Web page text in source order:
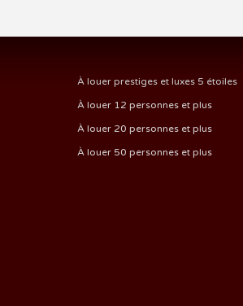
À louer prestiges et luxes 5 étoiles
À louer 12 personnes et plus
À louer 20 personnes et plus
À louer 50 personnes et plus